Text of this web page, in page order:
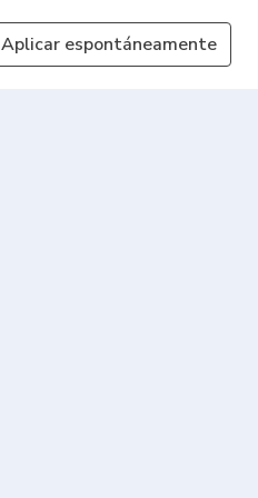
Aplicar espontáneamente